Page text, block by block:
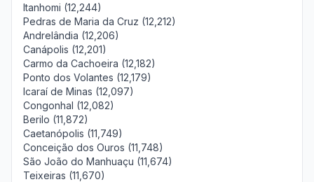
Itanhomi (12,244)
Pedras de Maria da Cruz (12,212)
Andrelândia (12,206)
Canápolis (12,201)
Carmo da Cachoeira (12,182)
Ponto dos Volantes (12,179)
Icaraí de Minas (12,097)
Congonhal (12,082)
Berilo (11,872)
Caetanópolis (11,749)
Conceição dos Ouros (11,748)
São João do Manhuaçu (11,674)
Teixeiras (11,670)